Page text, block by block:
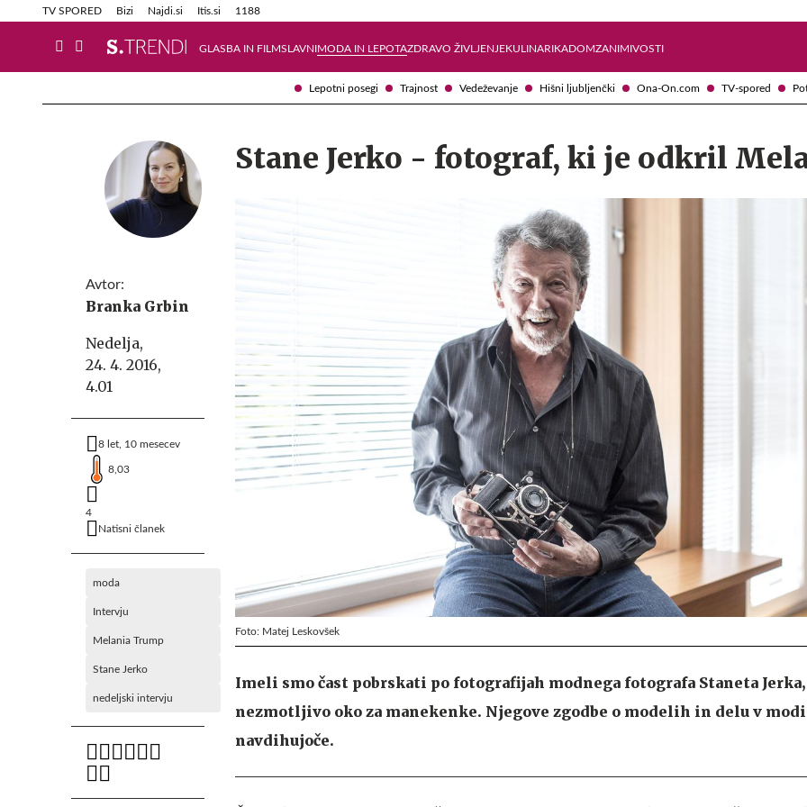
Lepotni posegi Trajnost Vedeževanje Hišni ljubljenčki Ona-On.com TV-spored
TV SPORED Bizi Najdi.si Itis.si 1188
GLASBA IN FILMSLAVNIMODA IN LEPOTAZDRAVO ŽIVLJENJEKULINARIKADOMZANIMIVOSTI
Info in obvestila Tehnik
Avtor:
Branka Grbin
Nedelja,
24. 4. 2016,
4.01
8 let, 10 mesecev
8,03
4
Natisni članek
moda
Intervju
Melania Trump
Stane Jerko
nedeljski intervju
Stane Jerko - fotograf, ki je odkril
Foto: Matej Leskovšek
Imeli smo čast pobrskati po fotografijah modnega fotografa Staneta
nezmotljivo oko za manekenke. Njegove zgodbe o modelih in delu v modi
navdihujoče.